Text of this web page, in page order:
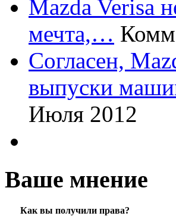
Mazda Verisa
мечта,…
Согласен,
выпуски
Июля 2012
Ваше мнение
Как вы получили права?